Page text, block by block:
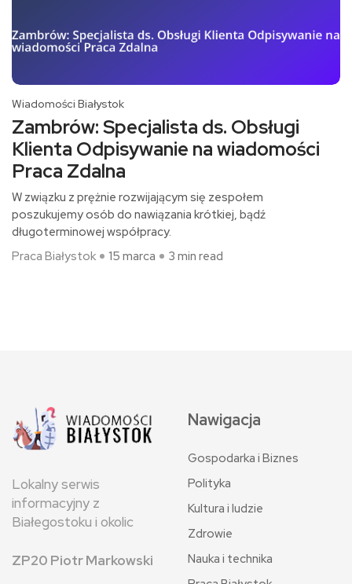
Wiadomości Białystok
Zambrów: Specjalista ds. Obsługi
Klienta Odpisywanie na wiadomości
Praca Zdalna
W związku z prężnie rozwijającym się zespołem
poszukujemy osób do nawiązania krótkiej, bądź
długoterminowej współpracy.
Praca Białystok
15 marca 3 min read
Lokalny serwis
informacyjny z
Białegostoku i okolic
ZP20 Piotr Markowski
Nawigacja
Gospodarka i Biznes
Polityka
Kultura i ludzie
Zdrowie
Nauka i technika